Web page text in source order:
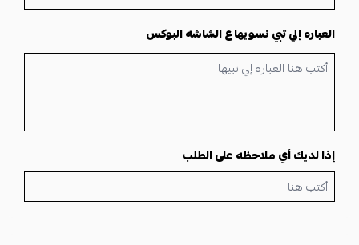
مونتاج فيديو حسب الطلبعند فتح البوكس، مما يجعله
شاشةاستثنائياً.
جفنشي الكلاسيكي، بالإضافة إلى كبك جفنشي وإكسسوارات أخرى.
س:ما المقصود بـ بكس الشاشه
بكس الشاشههو التعبير الشائع لـبوكس الشاشة، وهو قابل
للتخصيص عبر نحت الاسم بالليزر على القلم والميدالية، وتصميم الفيديو
حسب رغبتك.
العباره إلي تبي نسويها ع الشاشه البوكس
إذا لديك أي ملاحظه على الطلب